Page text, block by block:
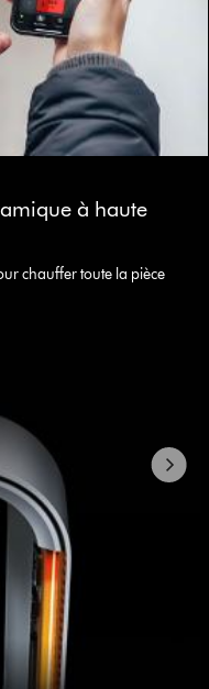
à haute
chauffer toute la pièce